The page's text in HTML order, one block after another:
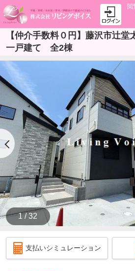
閲
【仲介手数料０円】藤沢市辻
一戸建て 全2棟
1 / 32
支払いシミュレーション